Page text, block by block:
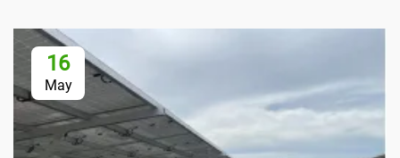
16
May